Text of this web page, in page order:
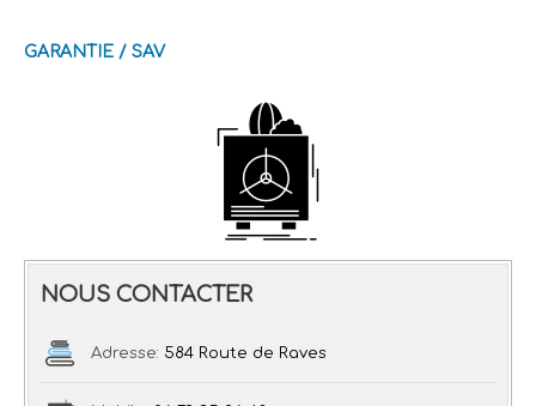
GARANTIE / SAV
NOUS CONTACTER
Adresse: 584 Route de Raves